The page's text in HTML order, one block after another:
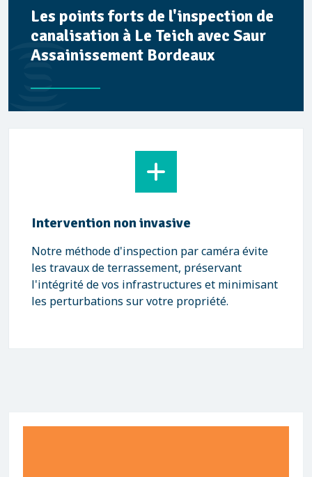
Les points forts de l'inspection de
canalisation à Le Teich avec Saur
Assainissement Bordeaux
Intervention non invasive
Notre méthode d'inspection par caméra évite
les travaux de terrassement, préservant
l'intégrité de vos infrastructures et minimisant
les perturbations sur votre propriété.